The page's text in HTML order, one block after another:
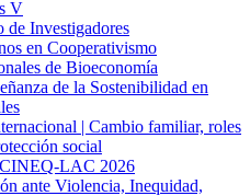
V
Investigadores
en Cooperativismo
de Bioeconomía
de la Sostenibilidad en
| Cambio familiar, roles
social
LAC 2026
ante Violencia, Inequidad,